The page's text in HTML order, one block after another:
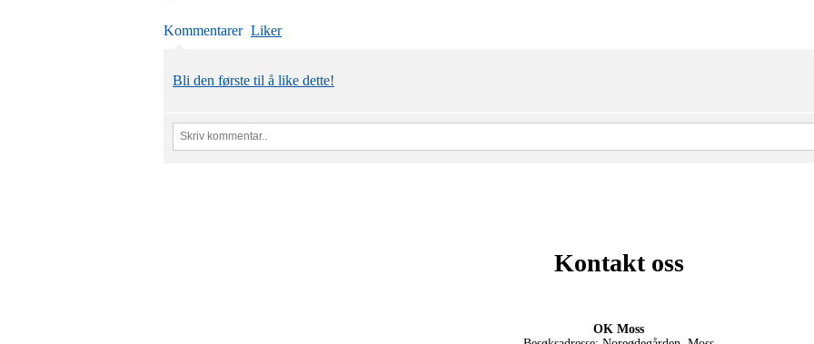
Kommentarer Liker
Bli den første til å like dette!
Kontakt oss
OK Moss